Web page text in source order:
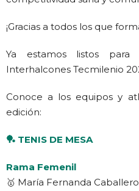
¡Gracias a todos los que
Ya estamos listos
Interhalcones Tecmilenio
Conoce a los equipos y
edición:
🏓 TENIS DE MESA
Rama Femenil
🥇 María Fernanda